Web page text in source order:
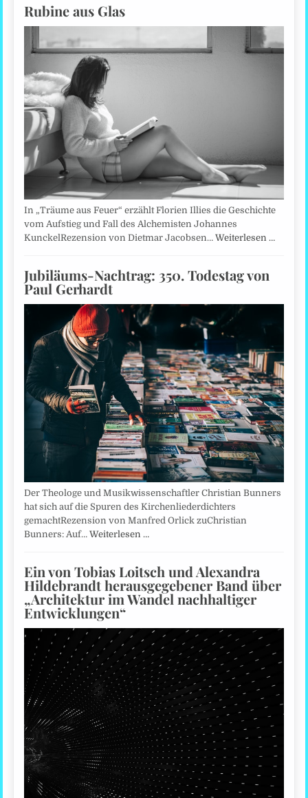
Rubine aus Glas
In „Träume aus Feuer“ erzählt Florien Illies die Geschichte
vom Aufstieg und Fall des Alchemisten Johannes
KunckelRezension von Dietmar Jacobsen…Weiterlesen …
Jubiläums-Nachtrag: 350. Todestag von
Paul Gerhardt
Der Theologe und Musikwissenschaftler Christian Bunners
hat sich auf die Spuren des Kirchenliederdichters
gemachtRezension von Manfred Orlick zuChristian
Bunners: Auf…Weiterlesen …
Ein von Tobias Loitsch und Alexandra
Hildebrandt herausgegebener Band über
„Architektur im Wandel nachhaltiger
Entwicklungen“